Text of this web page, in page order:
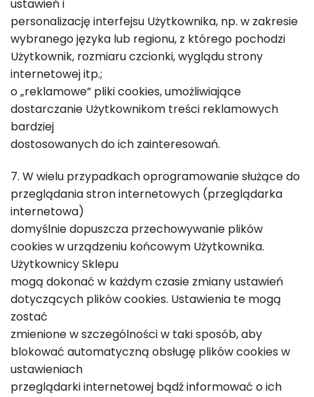
ustawień i
personalizację interfejsu Użytkownika, np. w zakresie
wybranego języka lub regionu, z którego pochodzi
Użytkownik, rozmiaru czcionki, wyglądu strony
internetowej itp.;
o „reklamowe” pliki cookies, umożliwiające
dostarczanie Użytkownikom treści reklamowych
bardziej
dostosowanych do ich zainteresowań.
7. W wielu przypadkach oprogramowanie służące do
przeglądania stron internetowych (przeglądarka
internetowa)
domyślnie dopuszcza przechowywanie plików
cookies w urządzeniu końcowym Użytkownika.
Użytkownicy Sklepu
mogą dokonać w każdym czasie zmiany ustawień
dotyczących plików cookies. Ustawienia te mogą
zostać
zmienione w szczególności w taki sposób, aby
blokować automatyczną obsługę plików cookies w
ustawieniach
przeglądarki internetowej bądź informować o ich